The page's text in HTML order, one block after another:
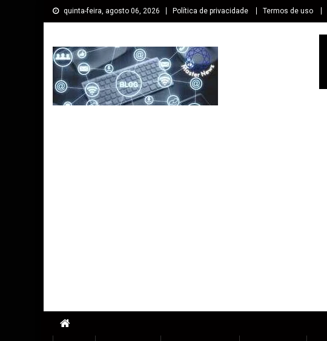
quinta-feira, agosto 06, 2026 Política de privacidade Termos de uso